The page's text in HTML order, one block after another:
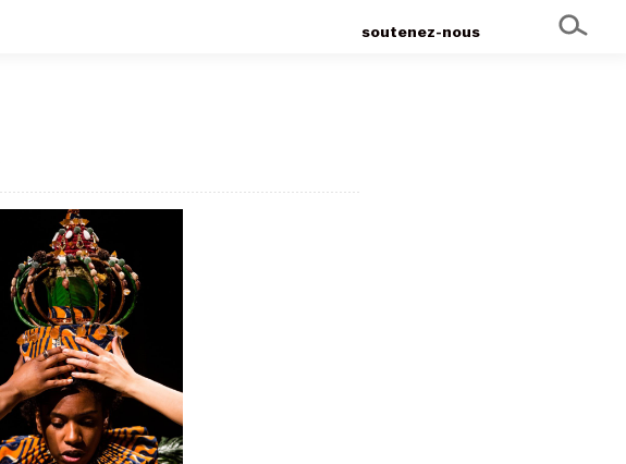
soutenez-nous